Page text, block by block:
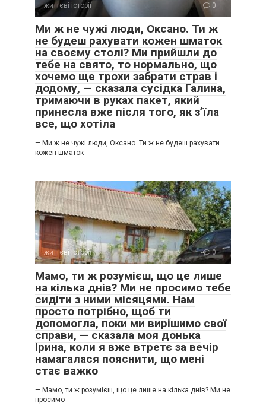
життєві історії 0
Ми ж не чужі люди, Оксано. Ти ж
не будеш рахувати кожен шматок
на своєму столі? Ми прийшли до
тебе на свято, то нормально, що
хочемо ще трохи забрати страв і
додому, — сказала сусідка Галина,
тримаючи в руках пакет, який
принесла вже після того, як з’їла
все, що хотіла
— Ми ж не чужі люди, Оксано. Ти ж не будеш рахувати
кожен шматок
життєві історії 0
Мамо, ти ж розумієш, що це лише
на кілька днів? Ми не просимо тебе
сидіти з ними місяцями. Нам
просто потрібно, щоб ти
допомогла, поки ми вирішимо свої
справи, — сказала моя донька
Ірина, коли я вже втретє за вечір
намагалася пояснити, що мені
стає важко
— Мамо, ти ж розумієш, що це лише на кілька днів? Ми не
просимо